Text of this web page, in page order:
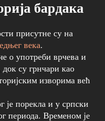
бардака
присутне су на
века.
о употреби врчева и
су грнчари као
изворима већ
је порекла и у српски
периода. Временом је